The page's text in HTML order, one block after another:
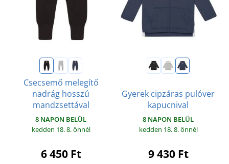
Csecsemő melegítő
nadrág hosszú
mandzsettával
8 NAPON BELÜL
kedden 18. 8.önnél
6 450 Ft
Gyerek cipzáras pulóver
kapucnival
8 NAPON BELÜL
kedden 18. 8.önnél
9 430 Ft